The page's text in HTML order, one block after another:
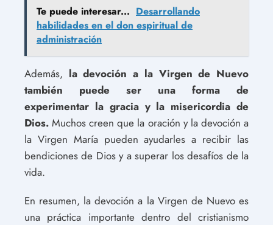
Te puede interesar... Desarrollando
habilidades en el don espiritual de
administración
Además, la devoción a la Virgen de Nuevo
también puede ser una forma de
experimentar la gracia y la misericordia de
Dios. Muchos creen que la oración y la devoción a
la Virgen María pueden ayudarles a recibir las
bendiciones de Dios y a superar los desafíos de la
vida.
En resumen, la devoción a la Virgen de Nuevo es
una práctica importante dentro del cristianismo